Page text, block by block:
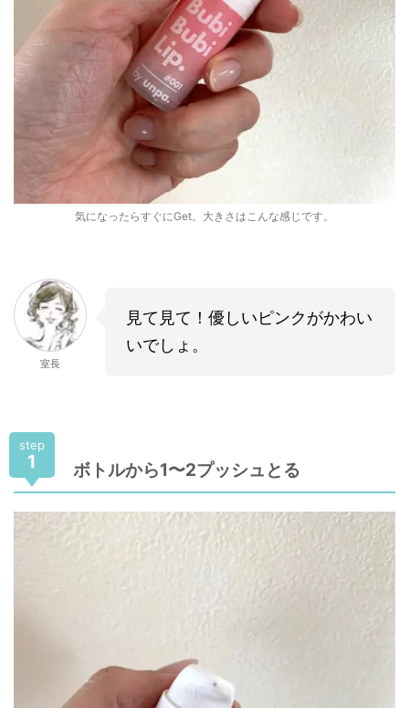
気になったらすぐにGet。大きさはこんな感じです。
室長
見て見て！優しいピンクがかわい
いでしょ。
step
1 ボトルから1〜2プッシュとる